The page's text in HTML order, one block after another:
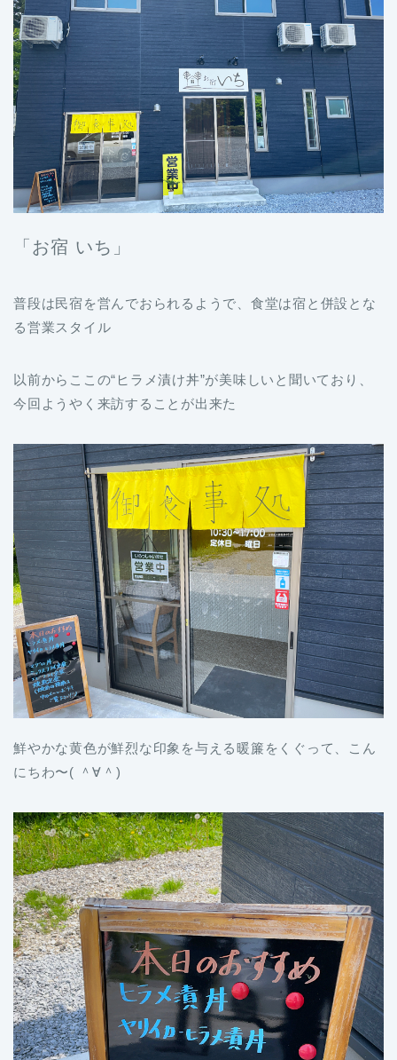
「お宿 いち」
普段は民宿を営んでおられるようで、食堂は宿と併設とな
る営業スタイル
以前からここの“ヒラメ漬け丼”が美味しいと聞いており、
今回ようやく来訪することが出来た
鮮やかな黄色が鮮烈な印象を与える暖簾をくぐって、こん
にちわ〜( ＾∀＾)